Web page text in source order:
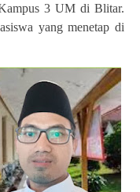
3 UM di Blitar.
yang menetap di